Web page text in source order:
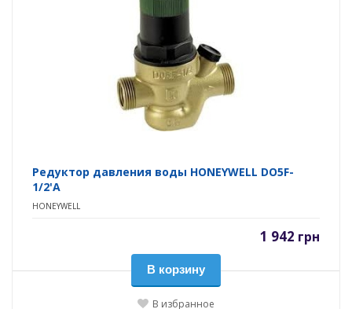
Редуктор давления воды HONEYWELL DO5F-
1/2'A
HONEYWELL
1 942 грн
В корзину
В избранное